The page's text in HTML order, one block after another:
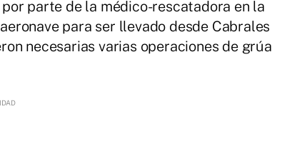
parte de la médico-rescatadora en la
para ser llevado desde Cabrales
necesarias varias operaciones de grúa